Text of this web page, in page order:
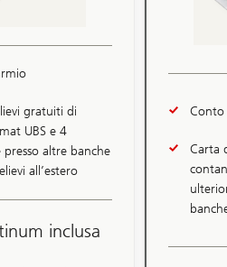
gratuiti di
UBS e 4
altre banche
all’estero
inclusa
Conto
Carta